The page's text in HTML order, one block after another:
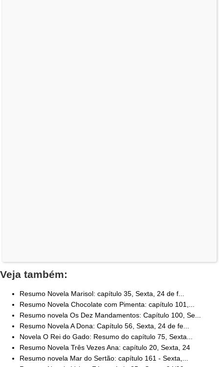
Veja também:
Resumo Novela Marisol: capítulo 35, Sexta, 24 de f...
Resumo Novela Chocolate com Pimenta: capítulo 101,...
Resumo novela Os Dez Mandamentos: Capítulo 100, Se...
Resumo Novela A Dona: Capítulo 56, Sexta, 24 de fe...
Novela O Rei do Gado: Resumo do capítulo 75, Sexta...
Resumo Novela Três Vezes Ana: capítulo 20, Sexta, 24
Resumo novela Mar do Sertão: capítulo 161 - Sexta,...